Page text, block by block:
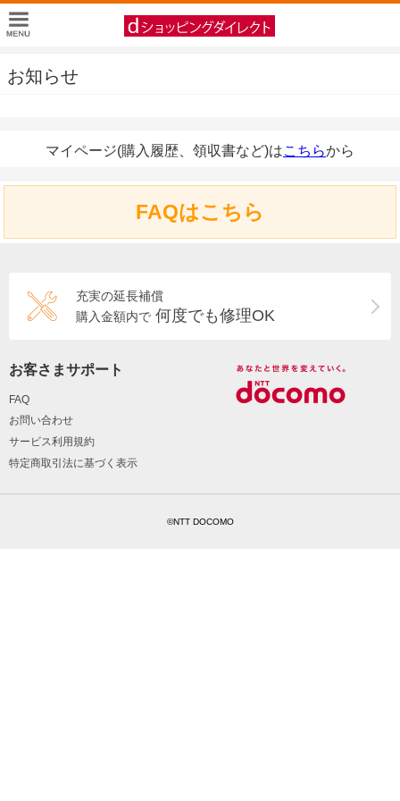
お知らせ
マイページ(購入履歴、領収書など)はこちらから
FAQはこちら
充実の延長補償
購入金額内で 何度でも修理OK
お客さまサポート
FAQ
お問い合わせ
サービス利用規約
特定商取引法に基づく表示
©NTT DOCOMO